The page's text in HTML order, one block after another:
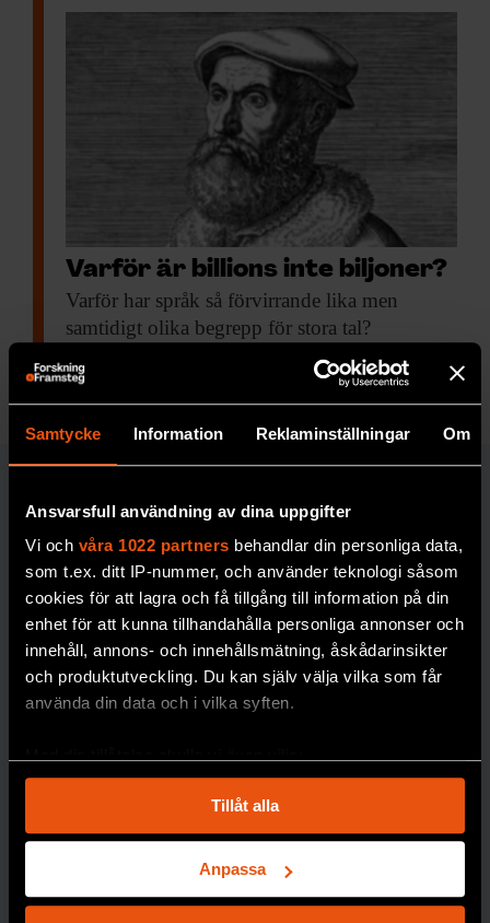
Samtycke Information Reklaminställningar Om
Ansvarsfull användning av dina uppgifter
Vi och våra 1022 partners behandlar din personliga data,
som t.ex. ditt IP-nummer, och använder teknologi såsom
cookies för att lagra och få tillgång till information på din
enhet för att kunna tillhandahålla personliga annonser och
innehåll, annons- och innehållsmätning, åskådarinsikter
och produktutveckling. Du kan själv välja vilka som får
använda din data och i vilka syften.
som kan ha en noggrannhet på upp till flera meter
Identifiera din enhet genom att aktivt skanna den
för specifika kännetecken (fingeravtryck)
Ta reda på mer om hur dina personliga uppgifter
Tillåt alla
Anpassa
Varför är billions inte biljoner?
Varför har språk så förvirrande lika men
samtidigt olika begrepp för stora tal?
Svenskt
internation
fysikolympi
Leshi Zhang tarhem
3 gånger
forskare
haft helt fel
Ibland är forskarnas
spektakulära än
vanligt.